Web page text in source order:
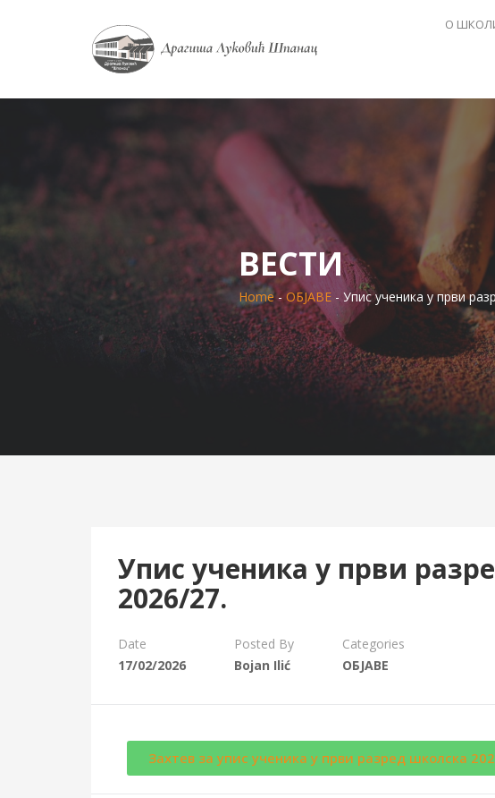
О
ВЕСТИ
Home-ОБЈАВЕ - Упис ученика у први
Упис ученика у први
2026/27.
Date
17/02/2026
Posted By
Bojan Ilić
Categories
ОБЈАВЕ
Захтев за упис ученика у први разред школска